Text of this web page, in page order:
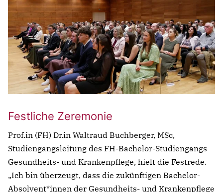
Festliche Zeremonie
Prof.in (FH) Dr.in Waltraud Buchberger, MSc,
Studiengangsleitung des FH-Bachelor-Studiengangs
Gesundheits- und Krankenpflege, hielt die Festrede.
„Ich bin überzeugt, dass die zukünftigen Bachelor-
Absolvent*innen der Gesundheits- und Krankenpflege
Überschrift
Notfall
Lorem ipsum dolor sit amet, consectetur
adipisicing elit, sed do eiusmod tempor incididunt
ut labore et dolore magna aliqua. Ut enim ad
laboris nisi ut aliquip ex ea commodo consequat.
Lorem ipsum dolor sit amet
Lorem ipsum dolor sit amet, consectetur
adipisicing elit, sed do eiusmod tempor incididunt
ut labore et dolore magna aliqua. Ut enim ad
minim veniam, quis nostrud exercitation ullamco